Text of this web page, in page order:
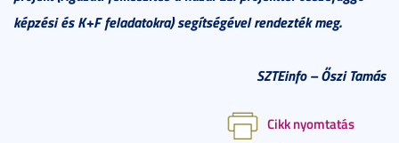
képzési és K+F feladatokra) segítségével rendezték meg.
SZTEinfo – Őszi Tamás
Cikk nyomtatás